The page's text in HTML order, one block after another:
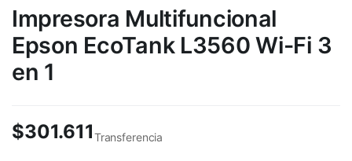
Impresora Multifuncional
Epson EcoTank L3560 Wi-Fi 3
en 1
$301.611Transferencia